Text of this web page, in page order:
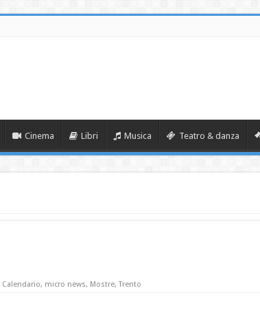
Cinema Libri Musica Teatro & danza
Calendario, micro news, Mostre,Trento